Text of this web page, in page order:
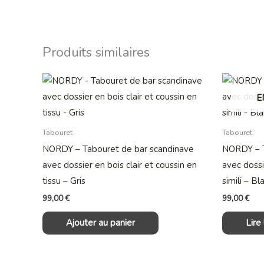
Produits similaires
Tabouret
NORDY – Tabouret de bar scandinave
avec dossier en bois clair et coussin en
tissu – Gris
99,00€
Ajouter au panier
Tabouret
NORDY
avec
simili –
99,00€
Lire